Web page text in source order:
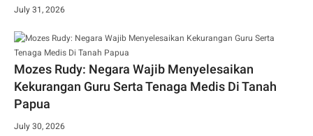
July 31, 2026
Mozes Rudy: Negara Wajib Menyelesaikan
Kekurangan Guru Serta Tenaga Medis Di Tanah
Papua
July 30, 2026